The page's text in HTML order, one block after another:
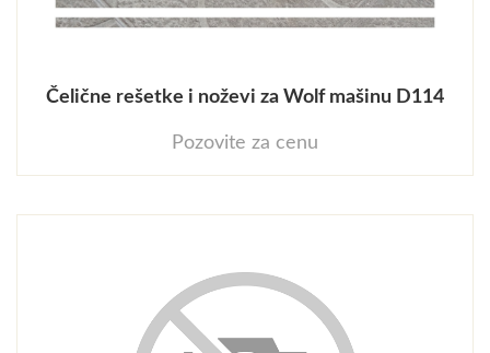
Čelične rešetke i noževi za Wolf mašinu D114
Pozovite za cenu